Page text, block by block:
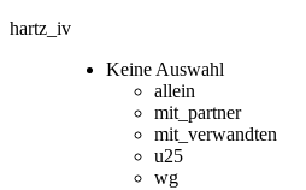
hartz_iv
Keine Auswahl
allein
mit_partner
mit_verwandten
u25
wg